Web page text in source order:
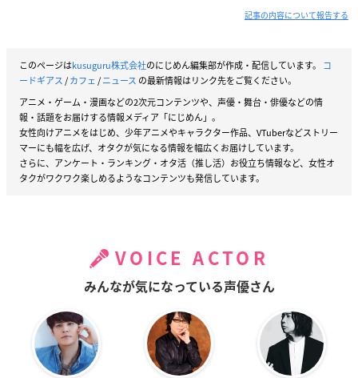
記事の内容について報告する
このページはkusuguru株式会社のにじめん編集部が作成・配信しています。 コ
ードギアス/カフェ/ニュース の最新情報はリンク先をご覧ください。
アニメ・ゲーム・漫画などの2次元コンテンツや、声優・舞台・俳優などの情
報・話題をお届けする情報メディア「にじめん」。
女性向けアニメをはじめ、少年アニメやキャラクター作品、VTuberなどストリー
マーにも幅を広げ、オタクが気になる情報を幅広くお届けしています。
さらに、アンケート・ランキング・オタ活（推し活）お役立ち情報など、女性オ
タクがワクワク楽しめるようなコンテンツも発信しています。
VOICE ACTOR
みんなが気になっている声優さん